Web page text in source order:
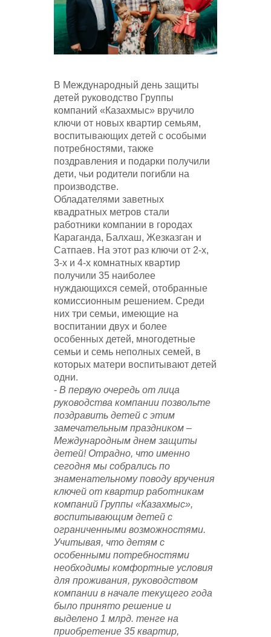
В Международный день защиты
детей руководство Группы
компаний «Казахмыс» вручило
ключи от новых квартир семьям,
воспитывающих детей с особыми
потребностями, также
поздравления и подарки получили
дети, чьи родители погибли на
производстве.
Обладателями заветных
квадратных метров стали
работники компании в городах
Караганда, Балхаш, Жезказган и
Сатпаев. На этот раз ключи от 2-х,
3-х и 4-х комнатных квартир
получили 35 наиболее
нуждающихся семей, отобранные
комиссионным решением. Среди
них три семьи, имеющие на
воспитании двух и более
особенных детей, многодетные
семьи и семь неполных семей, в
которых матери воспитывают детей
одни.
- В первую очередь от лица
руководства компании позвольте
поздравить детей с этим
замечательным праздником –
Международным днем защиты
детей! Отрадно, что именно
сегодня мы собрались по
знаменательному поводу вручения
ключей от квартир работникам
компаний Группы «Казахмыс»,
воспитывающим детей с
ограниченными возможностями.
Учитывая, что детям с
особенными потребностями
необходимы комфортные условия
для проживания, руководством
компании в начале текущего года
было принято решение и
выделено 1 млрд. тенге на
приобретение 35 квартир,